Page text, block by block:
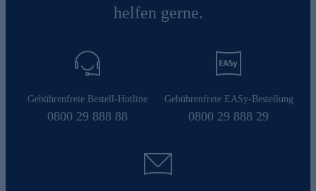
helfen gerne.
Gebührenfreie Bestell-Hotline
0800 29 888 88
Gebührenfreie EASy-Bestellung
0800 29 888 29